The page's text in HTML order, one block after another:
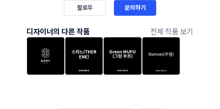
팔로우 문의하기
디자이너의 다른 작품 전체 작품 보기